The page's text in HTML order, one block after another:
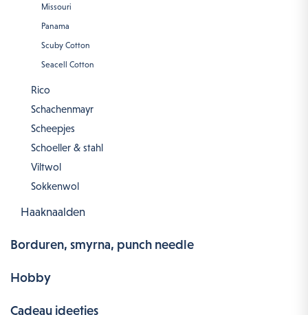
Missouri
Panama
Scuby Cotton
Seacell Cotton
Rico
Schachenmayr
Scheepjes
Schoeller & stahl
Viltwol
Sokkenwol
Haaknaalden
Borduren, smyrna, punch needle
Hobby
Cadeau ideetjes